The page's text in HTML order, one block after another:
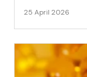
25 April 2026